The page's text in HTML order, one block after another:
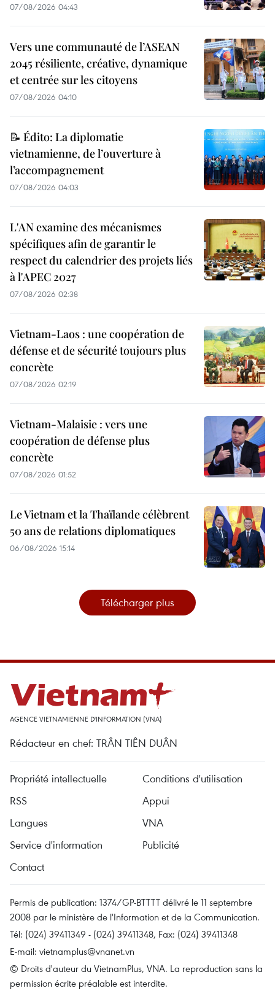
07/08/2026 04:43
Vers une communauté de l’ASEAN
2045 résiliente, créative, dynamique
et centrée sur les citoyens
07/08/2026 04:10
📝 Édito: La diplomatie
vietnamienne, de l’ouverture à
l’accompagnement
07/08/2026 04:03
L'AN examine des mécanismes
spécifiques afin de garantir le
respect du calendrier des projets liés
à l'APEC 2027
07/08/2026 02:38
Vietnam-Laos : une coopération de
défense et de sécurité toujours plus
concrète
07/08/2026 02:19
Vietnam-Malaisie : vers une
coopération de défense plus
concrète
07/08/2026 01:52
Le Vietnam et la Thaïlande célèbrent
50 ans de relations diplomatiques
06/08/2026 15:14
Télécharger plus
AGENCE VIETNAMIENNE D'INFORMATION (VNA)
Rédacteur en chef: TRÂN TIÊN DUÂN
Propriété intellectuelle
Conditions d'utilisation
RSS
Appui
Langues
VNA
Service d'information
Publicité
Contact
Permis de publication: 1374/GP-BTTTT délivré le 11 septembre
2008 par le ministère de l'Information et de la Communication.
Tél: (024) 39411349 - (024) 39411348, Fax: (024) 39411348
E-mail: vietnamplus@vnanet.vn
© Droits d'auteur du VietnamPlus, VNA. La reproduction sans la
permission écrite préalable est interdite.